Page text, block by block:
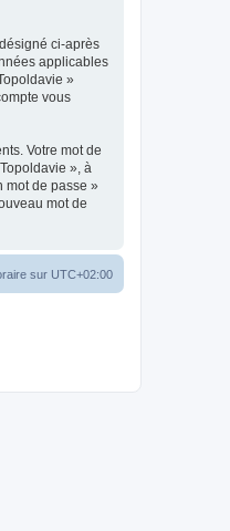
ci-après
applicables
»
vous
Votre mot de
», à
mot de passe »
mot de
sur UTC+02:00